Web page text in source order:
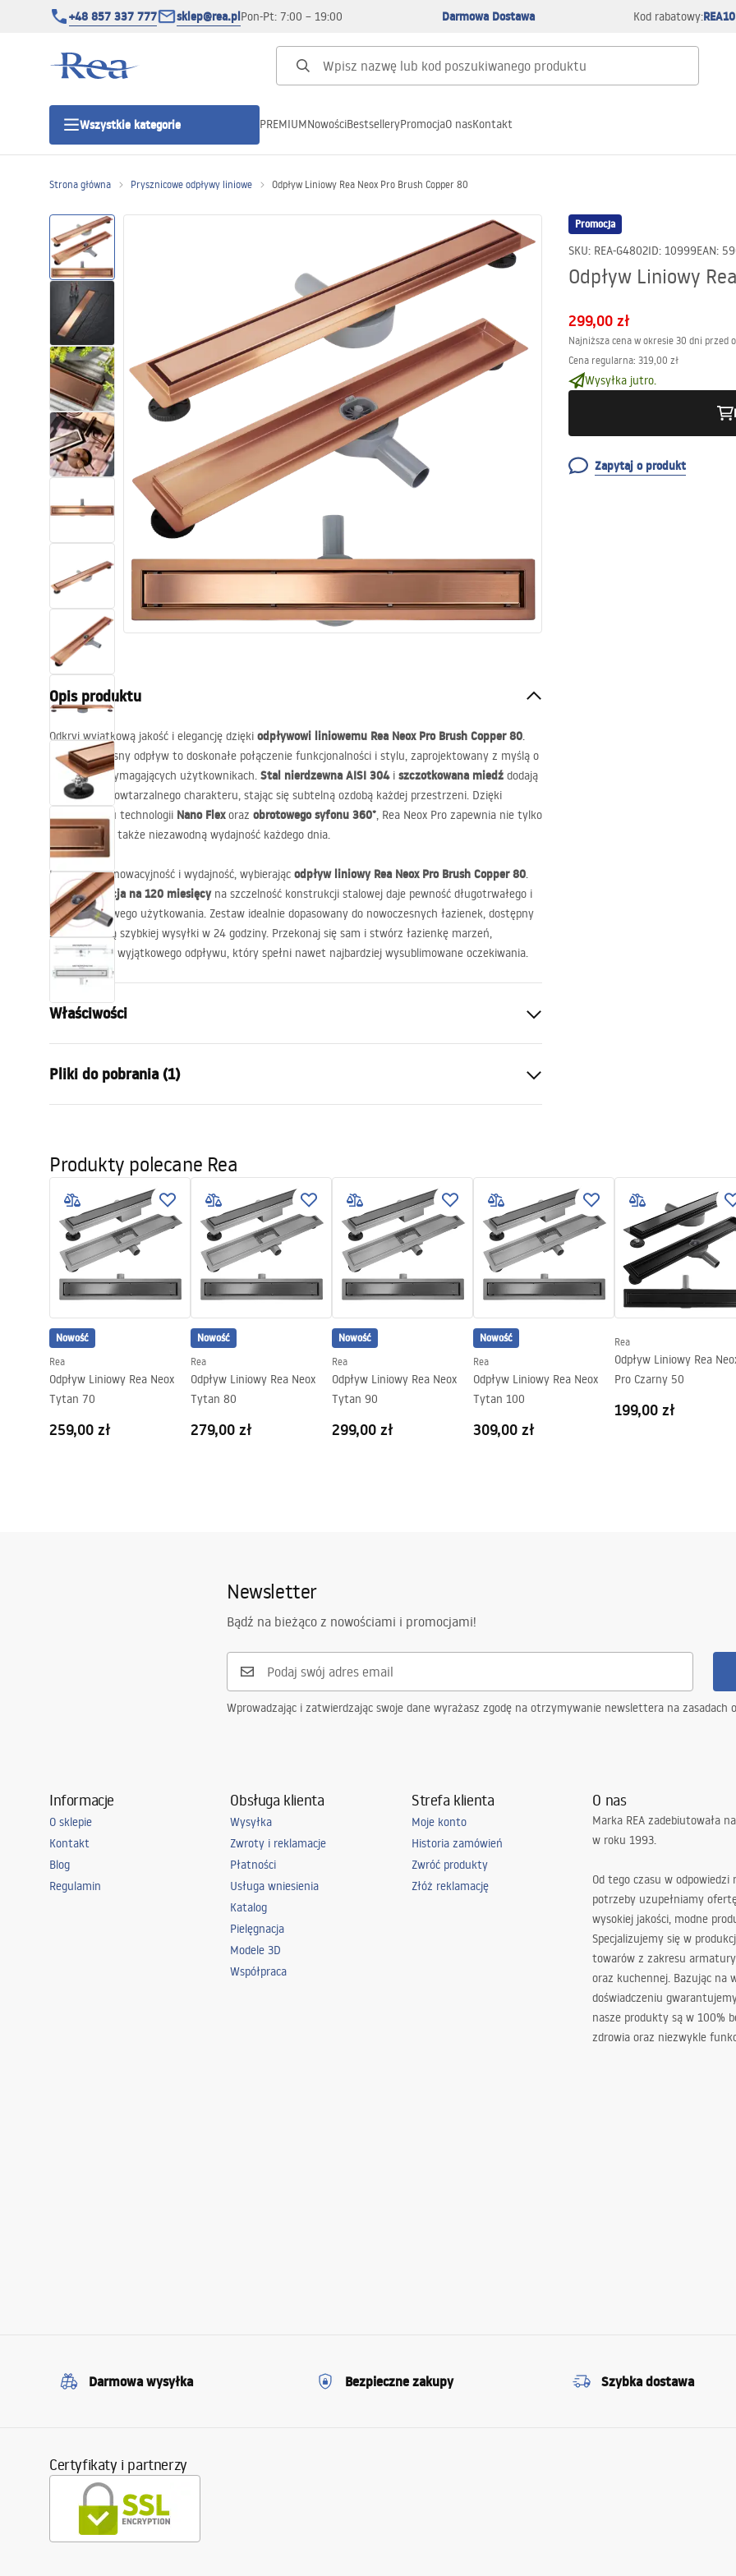
+48 857 337 777 sklep@rea.plPon-Pt: 7:00 – 19:00 Darmowa Dostawa Kod rabatowy:REA10
Wszystkie kategorie
Kategorie produktowe
Kabiny prysznicowe
Drzwi prysznicowe
Odpływy liniowe
Toalety, ubikacje
Umywalki
Wanny i parawany
Baterie
Kuchnia
Akcesoria i meble łazienkowe
PREMIUMNowościBestselleryPromocjaO nasKontakt
Strona główna Prysznicowe odpływy liniowe Odpływ Liniowy Rea Neox Pro Brush Copper 80
Promocja
SKU: REA-G4802ID: 10999EAN:
Odpływ Liniowy
299,00 zł
Najniższa cena w okresie 30 dni przed
Cena regularna: 319,00 zł
Wysyłka jutro.
Zapytaj o produkt
Opis produktu
Odkryj wyjątkową jakość i elegancję dzięki odpływowi liniowemu Rea Neox Pro Brush Copper 80.
Ten nowoczesny odpływ to doskonałe połączenie funkcjonalności i stylu, zaprojektowany z myślą o
najbardziej wymagających użytkownikach. Stal nierdzewna AISI 304i szczotkowana miedź dodają
łazience niepowtarzalnego charakteru, stając się subtelną ozdobą każdej przestrzeni. Dzięki
zastosowaniu technologii Nano Flexoraz obrotowego syfonu 360°, Rea Neox Pro zapewnia nie tylko
elegancję, ale także niezawodną wydajność każdego dnia.
Postaw na innowacyjność i wydajność, wybierając odpływ liniowy Rea Neox Pro Brush Copper 80.
Jegogwarancja na 120 miesięcyna szczelność konstrukcji stalowej daje pewność długotrwałego i
bezproblemowego użytkowania. Zestaw idealnie dopasowany do nowoczesnych łazienek, dostępny
z możliwością szybkiej wysyłki w 24 godziny. Przekonaj się sam i stwórz łazienkę marzeń,
korzystając z wyjątkowego odpływu, który spełni nawet najbardziej wysublimowane oczekiwania.
Właściwości
Typ syfonu
Długość odpływu (cm)
80
Kolor
Przepustowość
0,45 l/s
Powłoka
Nano Flex
Gwarancja
120 miesięcy na szczelność konstrukcji
stalowej, 24 miesiące pozostałe elementy
Pliki do pobrania (1)
Produkty polecane Rea
Nowość
Rea
Odpływ Liniowy Rea Neox
Tytan 70
259,00 zł
Nowość
Rea
Odpływ Liniowy Rea Neox
Tytan 80
279,00 zł
Nowość
Rea
Odpływ Liniowy Rea Neox
Tytan 90
299,00 zł
Nowość
Rea
Odpływ Liniowy Rea Neox
Tytan 100
309,00 zł
Rea
Odpływ Liniowy Rea
Pro Czarny 50
199,00 zł
Newsletter
Bądź na bieżąco z nowościami i promocjami!
Wprowadzając i zatwierdzając swoje dane wyrażasz zgodę na otrzymywanie newslettera na zasadach
Informacje
O sklepie
Kontakt
Blog
Regulamin
Obsługa klienta
Wysyłka
Zwroty i reklamacje
Płatności
Usługa wniesienia
Katalog
Pielęgnacja
Modele 3D
Współpraca
Strefa klienta
Moje konto
Historia zamówień
Zwróć produkty
Złóż reklamację
O nas
Marka REA zadebiutowała
w roku 1993.
Od tego czasu w odpowiedzi
potrzeby uzupełniamy
wysokiej jakości, modne
Specjalizujemy się w
towarów z zakresu
oraz kuchennej. Bazując na
doświadczeniu
nasze produkty są w 100%
zdrowia oraz niezwykle
Darmowa wysyłka Bezpieczne zakupy Szybka dostawa
Certyfikaty i partnerzy